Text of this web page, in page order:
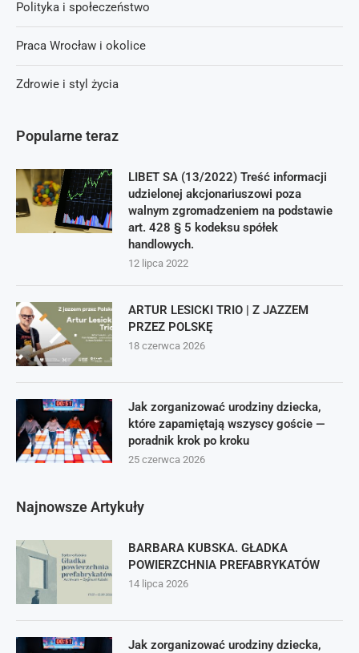
Popularne teraz
LIBET SA (13/2022) Treść informacji
udzielonej akcjonariuszowi poza
walnym zgromadzeniem na podstawie
art. 428 § 5 kodeksu spółek
handlowych.
12 lipca 2022
ARTUR LESICKI TRIO | Z JAZZEM
PRZEZ POLSKĘ
18 czerwca 2026
Jak zorganizować urodziny dziecka,
które zapamiętają wszyscy goście —
poradnik krok po kroku
25 czerwca 2026
Najnowsze Artykuły
BARBARA KUBSKA. GŁADKA
POWIERZCHNIA PREFABRYKATÓW
14 lipca 2026
Jak zorganizować urodziny dziecka,
Polityka i społeczeństwo
Praca Wrocław i okolice
Zdrowie i styl życia